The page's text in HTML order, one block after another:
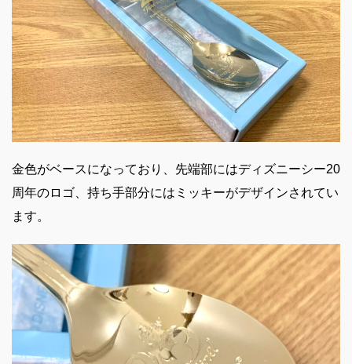
金色がベースになっており、先端部にはディズニーシー20
周年のロゴ、持ち手部分にはミッキーがデザインされてい
ます。